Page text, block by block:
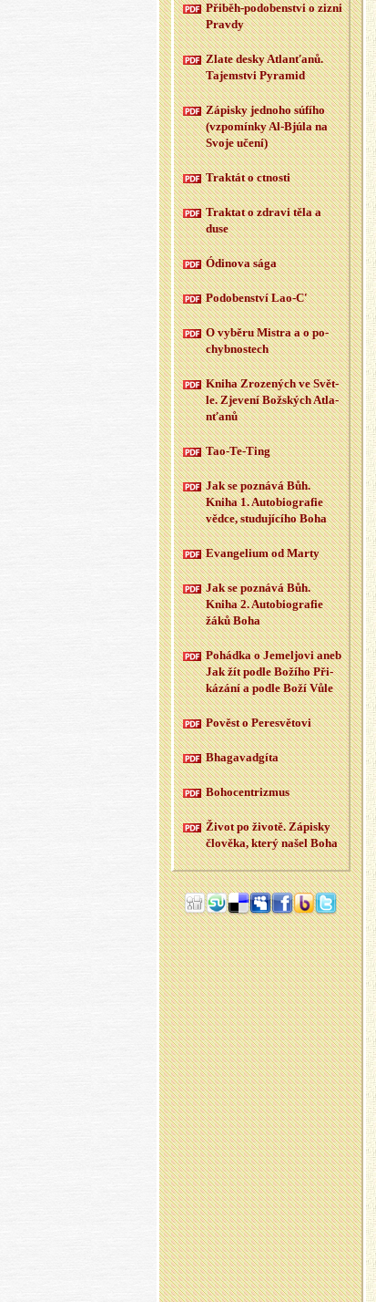
Při­běh-po­do­ben­st­vi o zizni
Prav­dy
Zlate desky At­la­n­ťa­nů.
Ta­jem­st­vi Py­ra­mid
Zá­pis­ky jed­no­ho sú­fí­ho
(vzpo­mín­ky Al-Bj­úla na
Svoje učení)
Trak­tát o ctnos­ti
Trak­tat o zdra­vi těla a
duse
Ódi­no­va sága
Po­do­ben­ství Lao-C'
O vy­bě­ru Mi­s­tra a o po­
chyb­nos­tech
Kniha Zro­ze­ných ve Svět­
le. Zje­ve­ní Bož­ských At­la­
n­ťa­nů
Tao-Te-Ting
Jak se po­zná­vá Bůh.
Kniha 1. Au­to­bi­o­gra­fie
vědce, stu­du­jí­cí­ho Boha
Evan­ge­li­um od Marty
Jak se po­zná­vá Bůh.
Kniha 2. Au­to­bi­o­gra­fie
žáků Boha
Po­hád­ka o Je­meljo­vi aneb
Jak žít podle Bo­ží­ho Při­
ká­zá­ní a podle Boží Vůle
Po­věst o Pe­re­svě­to­vi
Bha­ga­vad­gí­ta
Bo­ho­cen­t­rizmus
Život po ži­vo­tě. Zá­pis­ky
člo­vě­ka, který našel Boha